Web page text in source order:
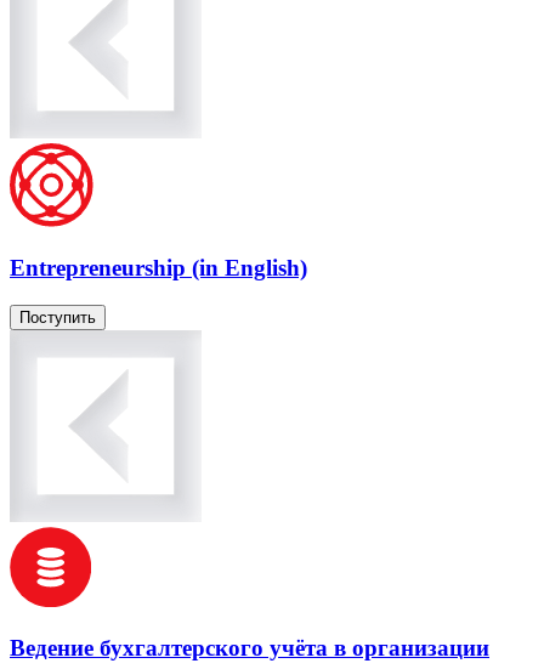
Entrepreneurship (in English)
Поступить
Ведение бухгалтерского учёта в организации